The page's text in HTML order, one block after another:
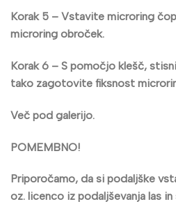
Korak 5 – Vstavite microring
microring obroček.
Korak 6 – S pomočjo klešč,
tako zagotovite fiksnost
Več pod galerijo.
POMEMBNO!
Priporočamo, da si podaljške
oz. licenco iz podaljševanja las